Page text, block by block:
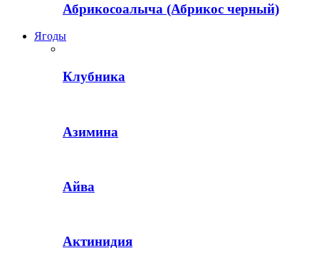
Абрикосоалыча (Абрикос черный)
Ягоды
Клубника
Азимина
Айва
Актинидия